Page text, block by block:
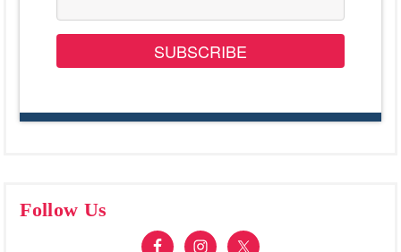
SUBSCRIBE
Follow Us